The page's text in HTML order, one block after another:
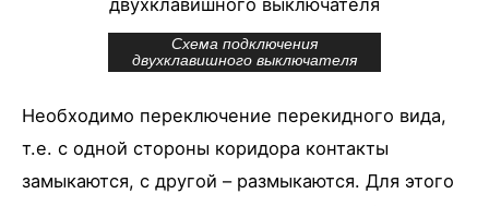
Схема подключения
двухклавишного выключателя
Необходимо переключение перекидного вида,
т.е. с одной стороны коридора контакты
замыкаются, с другой – размыкаются. Для этого